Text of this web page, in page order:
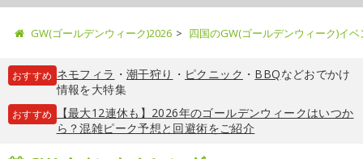
GW(ゴールデンウィーク)2026 四国のGW(ゴールデンウィーク)イ
おすすめ ネモフィラ ・ 潮干狩り ・ ピクニック ・ BBQなどおでかけ
情報を大特集
おすすめ
【最大12連休も】2026年のゴールデンウィークはいつか
ら？混雑ピーク予想と回避術をご紹介